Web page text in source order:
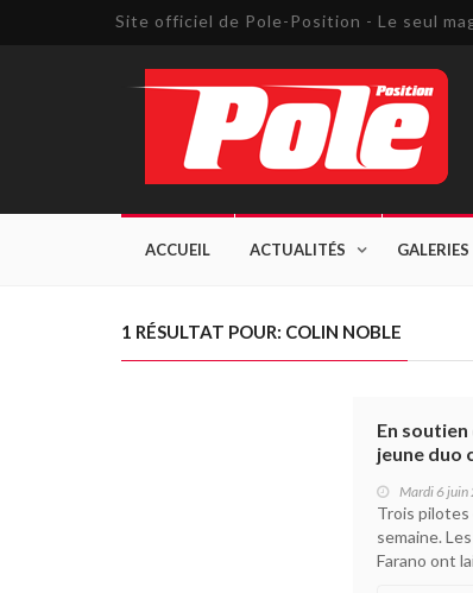
Site officiel de Pole-Position - Le seul
ACCUEIL ACTUALITÉS
1 RÉSULTAT POUR: COLIN NOBLE
En
jeune duo
Mardi 6
Trois
semaine.
Farano ont